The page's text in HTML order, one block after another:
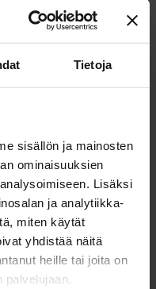
Tietoja
sisällön ja mainosten
ominaisuuksien
Lisäksi
ja analytiikka-
miten käytät
yhdistää näitä
heille tai joita on
palvelujaan.